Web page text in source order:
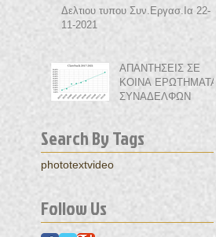
Δελτιου τυπου Συν.Εργασ.Ια 22-
11-2021
ΑΠΑΝΤΗΣΕΙΣ ΣΕ
ΚΟΙΝΑ ΕΡΩΤΗΜΑΤΑ
ΣΥΝΑΔΕΛΦΩΝ
Search By Tags
phototextvideo
Follow Us